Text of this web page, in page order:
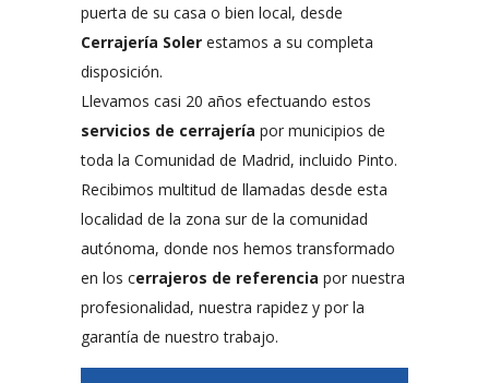
puerta de su casa o bien local, desde
Cerrajería Soler estamos a su completa
disposición.
Llevamos casi 20 años efectuando estos
servicios de cerrajería por municipios de
toda la Comunidad de Madrid, incluido Pinto.
Recibimos multitud de llamadas desde esta
localidad de la zona sur de la comunidad
autónoma, donde nos hemos transformado
en los cerrajeros de referencia por nuestra
profesionalidad, nuestra rapidez y por la
garantía de nuestro trabajo.